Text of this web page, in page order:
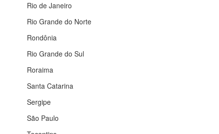
Rio de Janeiro
Rio Grande do Norte
Rondônia
Rio Grande do Sul
Roraima
Santa Catarina
Sergipe
São Paulo